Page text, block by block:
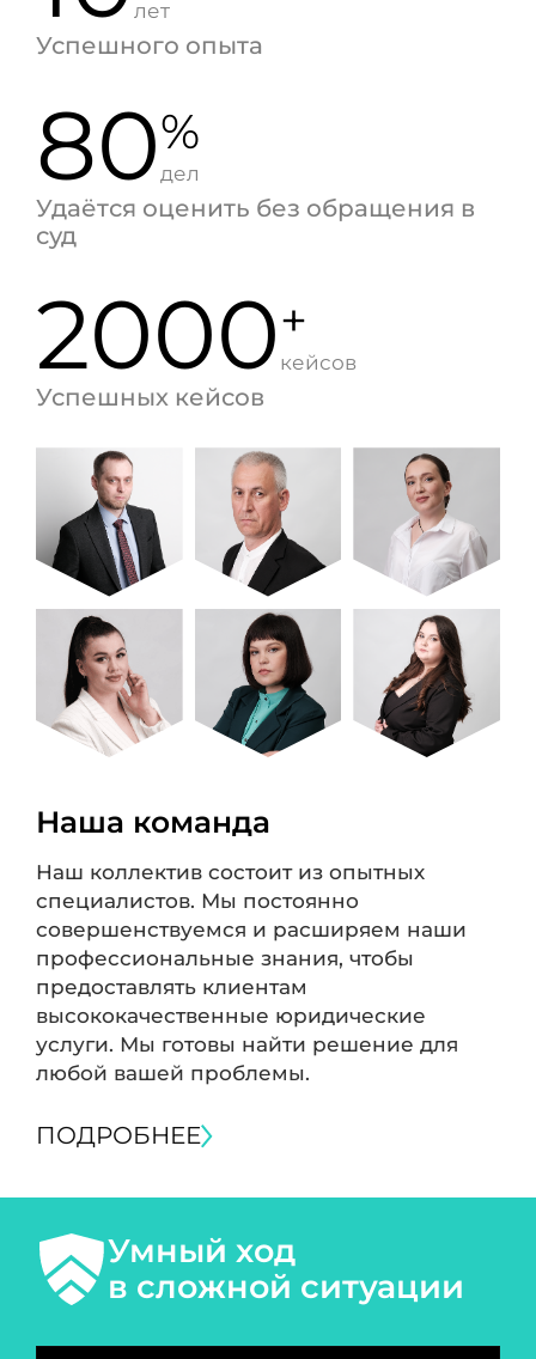
лет
Успешного опыта
80%
дел
Удаётся оценить без обращения в
суд
2000+
кейсов
Успешных кейсов
Наша команда
Наш коллектив состоит из опытных
специалистов. Мы постоянно
совершенствуемся и расширяем наши
профессиональные знания, чтобы
предоставлять клиентам
высококачественные юридические
услуги. Мы готовы найти решение для
любой вашей проблемы.
ПОДРОБНЕЕ
Умный ход
в сложной ситуации